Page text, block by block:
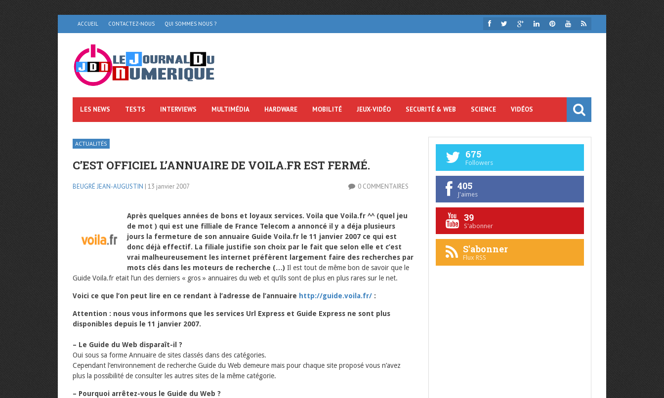
ACCUEIL CONTACTEZ-NOUS QUI SOMMES NOUS ?
LES NEWS TESTS INTERVIEWS MULTIMÉDIA HARDWARE MOBILITÉ JEUX-VIDÉO SECURITÉ & WEB SCIENCE VIDÉOS
ACTUALITÉS
C’EST OFFICIEL L’ANNUAIRE DE VOILA.FR EST FERMÉ.
BEUGRÉ JEAN-AUGUSTIN | 13 janvier 2007 0 COMMENTAIRES
Après quelques années de bons et loyaux services. Voila que Voila.fr ^^ (quel jeu
de mot ) qui est une filliale de France Telecom a annoncé il y a déja plusieurs
jours la fermeture de son annuaire Guide Voila.fr le 11 janvier 2007 ce qui est
donc déjà effectif. La filiale justifie son choix par le fait que selon elle et c’est
vrai malheureusement les internet préfèrent largement faire des recherches par
mots clés dans les moteurs de recherche (…) Il est tout de même bon de savoir que le
Guide Voila.fr etait l’un des derniers « gros » annuaires du web et qu’ils sont de plus en plus rares sur le net.
Voici ce que l’on peut lire en ce rendant à l’adresse de l’annuaire http://guide.voila.fr/ :
Attention : nous vous informons que les services Url Express et Guide Express ne sont plus
disponibles depuis le 11 janvier 2007.
– Le Guide du Web disparaît-il ?
Oui sous sa forme Annuaire de sites classés dans des catégories.
Cependant l’environnement de recherche Guide du Web demeure mais pour chaque site proposé vous n’avez
plus la possibilité de consulter les autres sites de la même catégorie.
– Pourquoi arrêtez-vous le Guide du Web ?
675
Followers
405
J'aimes
39
S'abonner
S'abonner
Flux RSS